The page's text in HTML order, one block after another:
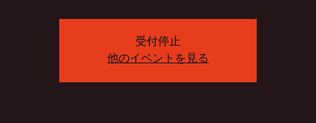
受付停止
他のイベントを見る